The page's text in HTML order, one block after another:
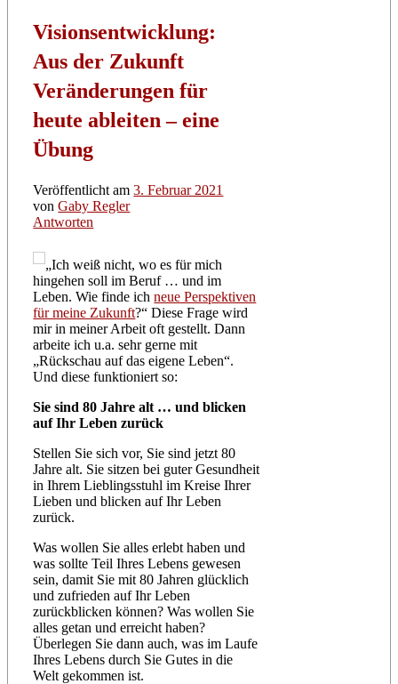
Visionsentwicklung:
Aus der Zukunft
Veränderungen für
heute ableiten – eine
Übung
Veröffentlicht am3. Februar 2021
vonGaby Regler
Antworten
„Ich weiß nicht, wo es für mich
hingehen soll im Beruf … und im
Leben. Wie finde ichneue Perspektiven
für meine Zukunft?“ Diese Frage wird
mir in meiner Arbeit oft gestellt. Dann
arbeite ich u.a. sehr gerne mit
„Rückschau auf das eigene Leben“.
Und diese funktioniert so:
Sie sind 80 Jahre alt … und blicken
auf Ihr Leben zurück
Stellen Sie sich vor, Sie sind jetzt 80
Jahre alt. Sie sitzen bei guter Gesundheit
in Ihrem Lieblingsstuhl im Kreise Ihrer
Lieben und blicken auf Ihr Leben
zurück.
Was wollen Sie alles erlebt haben und
was sollte Teil Ihres Lebens gewesen
sein, damit Sie mit 80 Jahren glücklich
und zufrieden auf Ihr Leben
zurückblicken können? Was wollen Sie
alles getan und erreicht haben?
Überlegen Sie dann auch, was im Laufe
Ihres Lebens durch Sie Gutes in die
Welt gekommen ist.